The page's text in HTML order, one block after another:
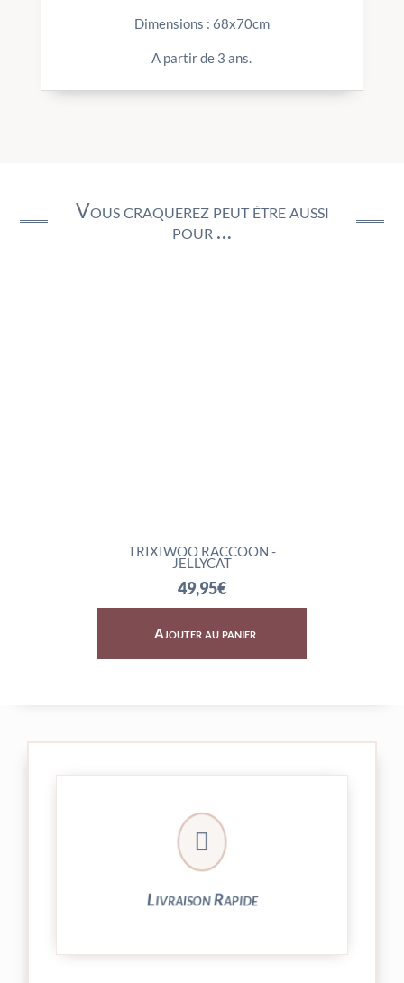
Dimensions : 68x70cm
A partir de 3 ans.
Vous craquerez peut être aussi
pour …
TRIXIWOO RACCOON -
JELLYCAT
Ajouter au panier

Livraison Rapide
Votre commande est expédiée sous
24/48h et livrée par Colissimo.